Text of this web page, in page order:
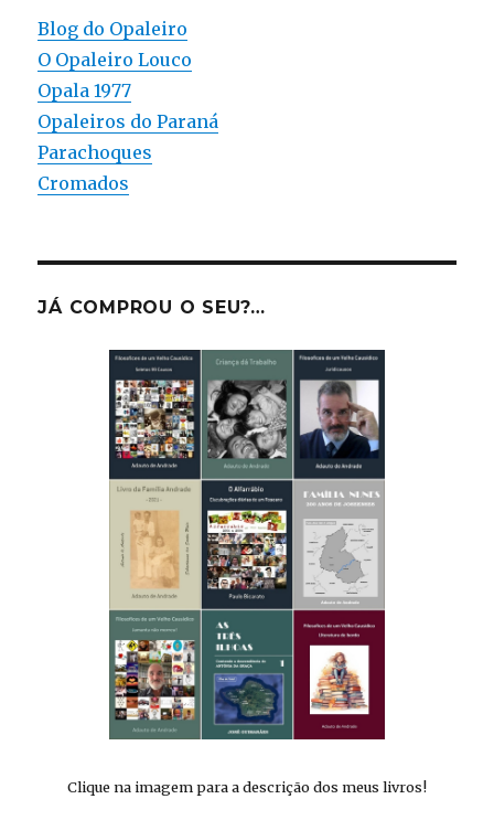
Blog do Opaleiro
O Opaleiro Louco
Opala 1977
Opaleiros do Paraná
Parachoques
Cromados
JÁ COMPROU O SEU?…
Clique na imagem para a descrição dos meus livros!